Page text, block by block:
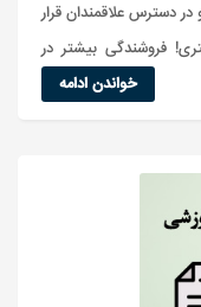
دسترس علاقمندان قرار
فروشندگی بیشتر در
خواندن ادامه